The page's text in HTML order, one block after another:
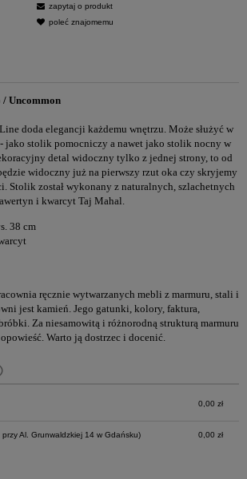
zapytaj o produkt
poleć znajomemu
Uncommon
doda elegancji każdemu wnętrzu. Może służyć w
jako stolik pomocniczy a nawet jako stolik nocny w
detal widoczny tylko z jednej strony, to od
widoczny już na pierwszy rzut oka czy skryjemy
Stolik został wykonany z naturalnych, szlachetnych
i kwarcyt Taj Mahal.
38 cm
ręcznie wytwarzanych mebli z marmuru, stali i
jest kamień. Jego gatunki, kolory, faktura,
Za niesamowitą i różnorodną strukturą marmuru
Warto ją dostrzec i docenić.
kosztów płatności
0,00 zł
przy Al. Grunwaldzkiej 14 w Gdańsku) 0,00 zł